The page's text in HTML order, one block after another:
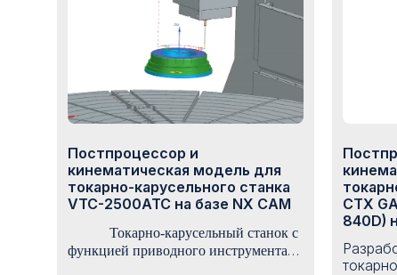
Постпроцессор и
кинематическая модель для
токарно-карусельного станка
VTC-2500ATC на базе NX CAM
Токарно-карусельный станок с
функцией приводного инструмента
CTX
840D)